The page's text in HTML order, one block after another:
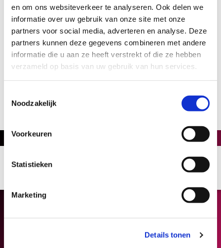
en om ons websiteverkeer te analyseren. Ook delen we
informatie over uw gebruik van onze site met onze
partners voor social media, adverteren en analyse. Deze
partners kunnen deze gegevens combineren met andere
informatie die u aan ze heeft verstrekt of die ze hebben
verzameld op basis van uw gebruik van hun services.
Noodzakelijk
Voorkeuren
Statistieken
Marketing
Details tonen